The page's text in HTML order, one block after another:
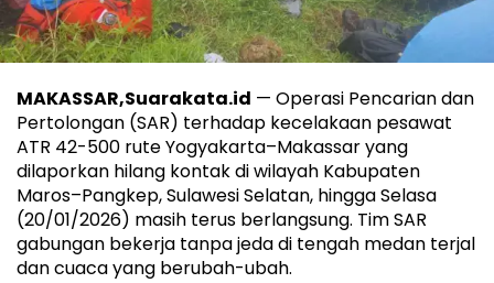
MAKASSAR,Suarakata.id — Operasi Pencarian dan
Pertolongan (SAR) terhadap kecelakaan pesawat
ATR 42-500 rute Yogyakarta–Makassar yang
dilaporkan hilang kontak di wilayah Kabupaten
Maros–Pangkep, Sulawesi Selatan, hingga Selasa
(20/01/2026) masih terus berlangsung. Tim SAR
gabungan bekerja tanpa jeda di tengah medan terjal
dan cuaca yang berubah-ubah.